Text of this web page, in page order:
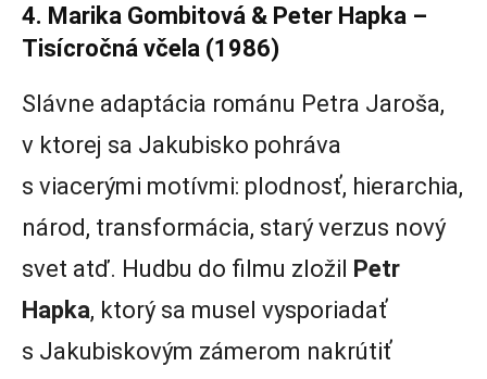
4. Marika Gombitová & Peter Hapka –
Tisícročná včela (1986)
Slávne adaptácia románu Petra Jaroša,
v ktorej sa Jakubisko pohráva
s viacerými motívmi: plodnosť, hierarchia,
národ, transformácia, starý verzus nový
svet atď. Hudbu do filmu zložil Petr
Hapka, ktorý sa musel vysporiadať
s Jakubiskovým zámerom nakrútiť